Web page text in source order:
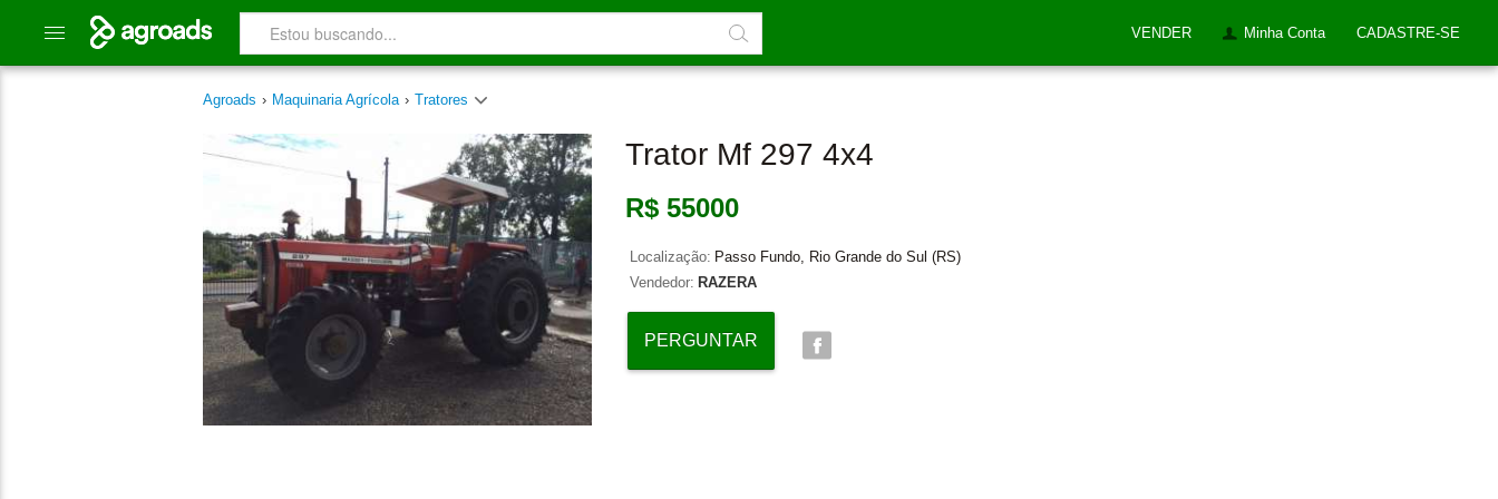
VENDER Minha Conta CADASTRE-SE
Agroads › Maquinaria Agrícola › Tratores
Trator Mf 297 4x4
R$ 55000
Localização: Passo Fundo, Rio Grande do Sul (RS)
Vendedor: RAZERA
PERGUNTAR